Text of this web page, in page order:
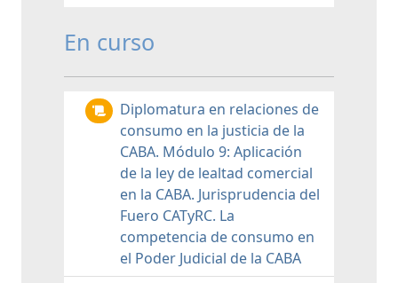
En curso
Diplomatura en relaciones de
consumo en la justicia de la
CABA. Módulo 9: Aplicación
de la ley de lealtad comercial
en la CABA. Jurisprudencia del
Fuero CATyRC. La
competencia de consumo en
el Poder Judicial de la CABA